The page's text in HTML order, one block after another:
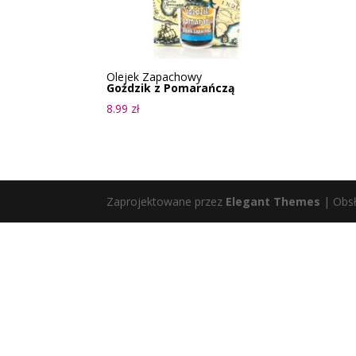
Olejek Zapachowy
Goździk z Pomarańczą
8.99 zł
Zaprojektowane przez Elegant Themes |